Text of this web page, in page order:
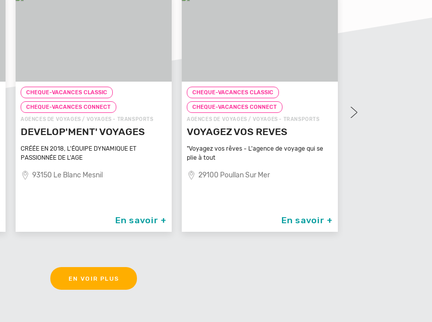
CHEQUE-VACANCES CLASSIC
CHEQUE-VACANCES CONNECT
AGENCES DE VOYAGES / VOYAGES - TRANSPORTS
DEVELOP'MENT' VOYAGES
CRÉÉE EN 2018, L'ÉQUIPE DYNAMIQUE ET
PASSIONNÉE DE L'AGE
93150 Le Blanc Mesnil
En savoir +
CHEQUE-VACANCES CLASSIC
CHEQUE-VACANCES CONNECT
AGENCES DE VOYAGES / VOYAGES - TRANSPORTS
VOYAGEZ VOS REVES
"Voyagez vos rêves - L'agence de voyage qui se
plie à tout
29100 Poullan Sur Mer
En savoir +
EN VOIR PLUS